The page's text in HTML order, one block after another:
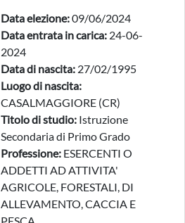
Data elezione:09/06/2024
Data entrata in carica: 24-06-
2024
Data di nascita: 27/02/1995
Luogo di nascita:
CASALMAGGIORE (CR)
Titolo di studio: Istruzione
Secondaria di Primo Grado
Professione: ESERCENTI O
ADDETTI AD ATTIVITA'
AGRICOLE, FORESTALI, DI
ALLEVAMENTO, CACCIA E